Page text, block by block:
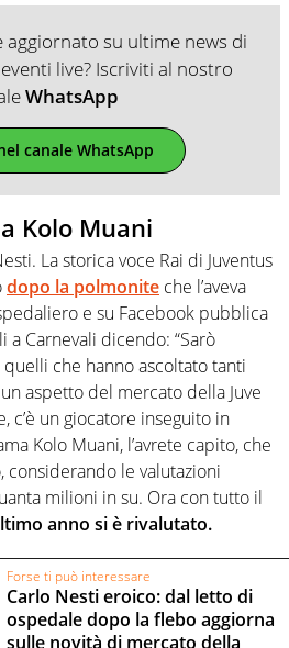
aggiornato su ultime news di
live? Iscriviti al nostro
WhatsApp
canale WhatsApp
Kolo Muani
La storica voce Rai di Juventus
dopo la polmonite che l’aveva
e su Facebook pubblica
Carnevali dicendo: “Sarò
che hanno ascoltato tanti
aspetto del mercato della Juve
c’è un giocatore inseguito in
Kolo Muani, l’avrete capito, che
le valutazioni
milioni in su. Ora con tutto il
anno si è rivalutato.
Forse ti può interessare
Carlo Nesti eroico: dal letto di
ospedale dopo la flebo aggiorna
sulle novità di mercato della